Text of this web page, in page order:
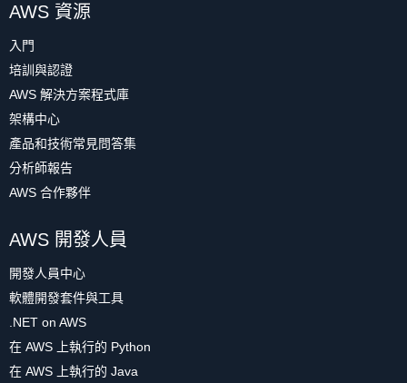
AWS 資源
入門
培訓與認證
AWS 解決方案程式庫
架構中心
產品和技術常見問答集
分析師報告
AWS 合作夥伴
AWS 開發人員
開發人員中心
軟體開發套件與工具
.NET on AWS
在 AWS 上執行的 Python
在 AWS 上執行的 Java